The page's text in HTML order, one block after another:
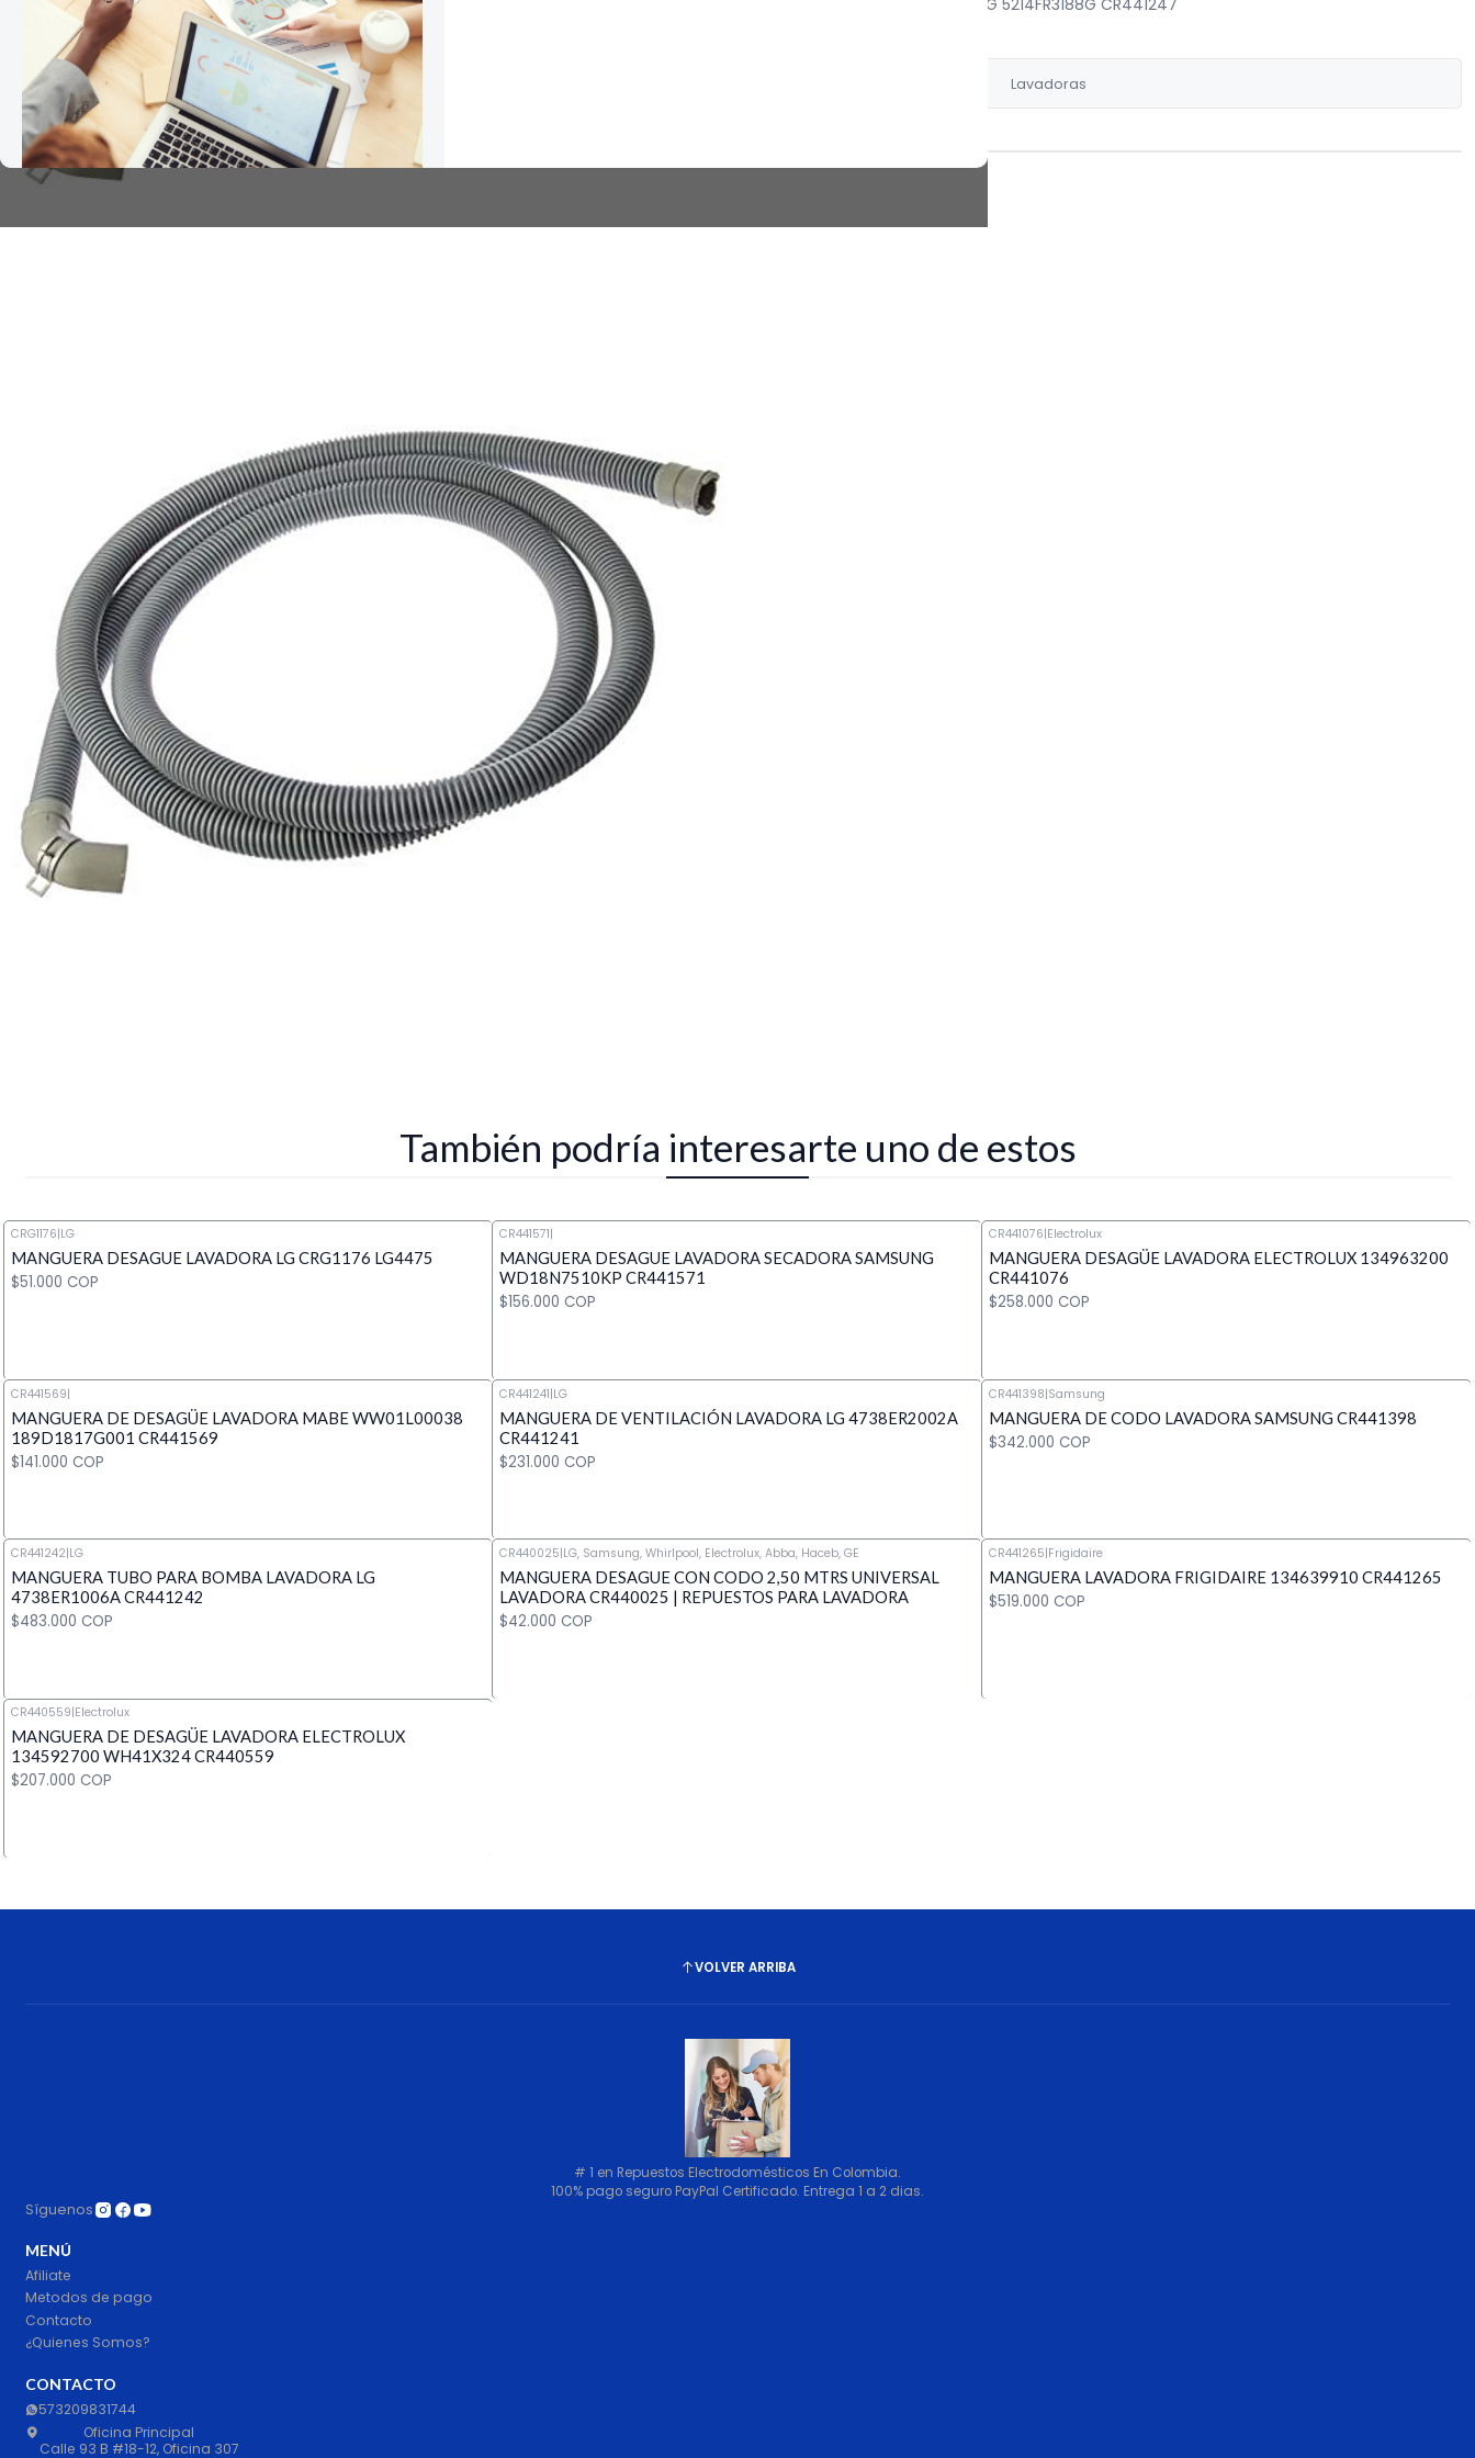
Manguera Desague Lavadora LG 5214FR3188G CR441247
Lavadoras
También podría interesarte uno de estos
CRG1176|LG
MANGUERA DESAGUE LAVADORA LG CRG1176 LG4475
$51.000 COP
Cantidad
CR441571|
MANGUERA DESAGUE LAVADORA SECADORA SAMSUNG
WD18N7510KP CR441571
$156.000 COP
Cantidad
CR441076|Electrolux
MANGUERA DESAGÜE LAVADORA ELECTROLUX 134963200
CR441076
$258.000 COP
Cantidad
CR441569|
MANGUERA DE DESAGÜE LAVADORA MABE WW01L00038
189D1817G001 CR441569
$141.000 COP
Cantidad
CR441241|LG
MANGUERA DE VENTILACIÓN LAVADORA LG 4738ER2002A
CR441241
$231.000 COP
Cantidad
CR441398|Samsung
MANGUERA DE CODO LAVADORA SAMSUNG CR441398
$342.000 COP
Cantidad
CR441242|LG
MANGUERA TUBO PARA BOMBA LAVADORA LG
4738ER1006A CR441242
$483.000 COP
Cantidad
CR440025|LG, Samsung, Whirlpool, Electrolux, Abba, Haceb, GE
MANGUERA DESAGUE CON CODO 2,50 MTRS UNIVERSAL
LAVADORA CR440025 | REPUESTOS PARA LAVADORA
$42.000 COP
CR441265|Frigidaire
MANGUERA LAVADORA FRIGIDAIRE 134639910 CR441265
$519.000 COP
CR440559|Electrolux
MANGUERA DE DESAGÜE LAVADORA ELECTROLUX
134592700 WH41X324 CR440559
$207.000 COP
Cantidad
VOLVER ARRIBA
# 1 en Repuestos Electrodomésticos En Colombia.
100% pago seguro PayPal Certificado. Entrega 1 a 2 dias.
Síguenos
MENÚ
Afiliate
Metodos de pago
Contacto
¿Quienes Somos?
CONTACTO
573209831744
Oficina Principal
Calle 93 B #18-12, Oficina 307